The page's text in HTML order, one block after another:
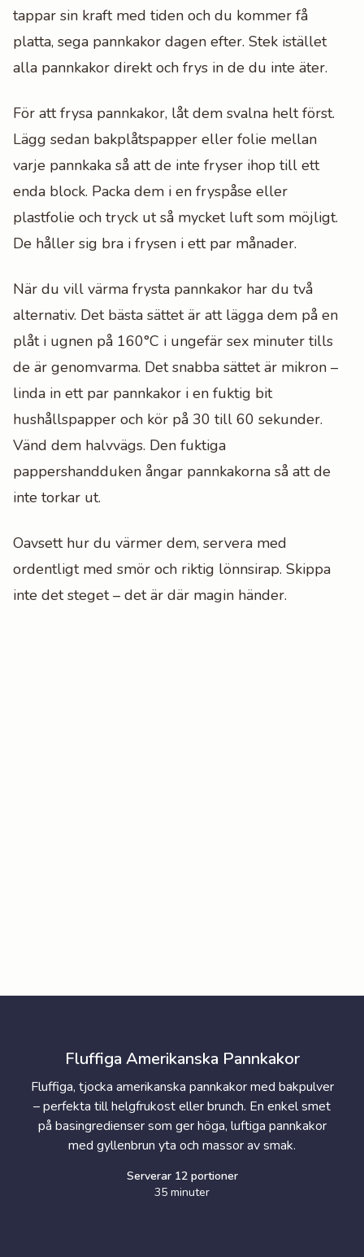
tappar sin kraft med tiden och du kommer få
platta, sega pannkakor dagen efter. Stek istället
alla pannkakor direkt och frys in de du inte äter.
För att frysa pannkakor, låt dem svalna helt först.
Lägg sedan bakplåtspapper eller folie mellan
varje pannkaka så att de inte fryser ihop till ett
enda block. Packa dem i en fryspåse eller
plastfolie och tryck ut så mycket luft som möjligt.
De håller sig bra i frysen i ett par månader.
När du vill värma frysta pannkakor har du två
alternativ. Det bästa sättet är att lägga dem på en
plåt i ugnen på 160°C i ungefär sex minuter tills
de är genomvarma. Det snabba sättet är mikron –
linda in ett par pannkakor i en fuktig bit
hushållspapper och kör på 30 till 60 sekunder.
Vänd dem halvvägs. Den fuktiga
pappershandduken ångar pannkakorna så att de
inte torkar ut.
Oavsett hur du värmer dem, servera med
ordentligt med smör och riktig lönnsirap. Skippa
inte det steget – det är där magin händer.
Fluffiga Amerikanska Pannkakor
Fluffiga, tjocka amerikanska pannkakor med bakpulver
– perfekta till helgfrukost eller brunch. En enkel smet
på basingredienser som ger höga, luftiga pannkakor
med gyllenbrun yta och massor av smak.
Serverar 12portioner
35 minuter